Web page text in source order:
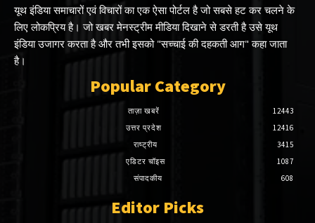
यूथ इंडिया समाचारों एवं विचारों का एक ऐसा पोर्टल है जो सबसे हट कर चलने के
लिए लोकप्रिय है। जो खबर मेनस्ट्रीम मीडिया दिखाने से डरती है उसे यूथ
इंडिया उजागर करता है और तभी इसको "सच्चाई की दहकती आग" कहा जाता
है।
Popular Category
ताज़ा खबरें
12443
उत्तर प्रदेश
12416
राष्ट्रीय
3415
एडिटर चॉइस
1087
संपादकीय
608
Editor Picks